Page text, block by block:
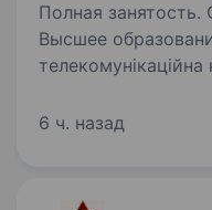
Полная занятость.
Высшее образование.
високошвидкісний
з досвідом…
6 ч. назад